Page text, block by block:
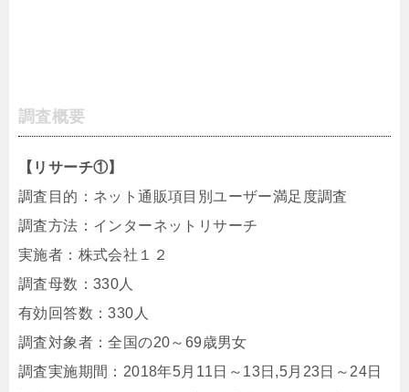
調査概要
【リサーチ①】
調査目的：ネット通販項目別ユーザー満足度調査
調査方法：インターネットリサーチ
実施者：株式会社１２
調査母数：330人
有効回答数：330人
調査対象者：全国の20～69歳男女
調査実施期間：2018年5月11日～13日,5月23日～24日